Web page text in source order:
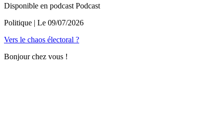
Disponible en podcast Podcast
Politique | Le 09/07/2026
Vers le chaos électoral ?
Bonjour chez vous !